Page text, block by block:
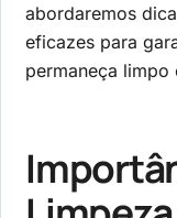
abordaremos
eficazes para
permaneça limpo